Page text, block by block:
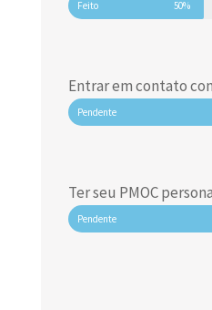
Feito 50%
Entrar em contato
Pendente
Ter seu PMOC
Pendente